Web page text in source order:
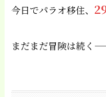
今日でパラオ移住、
まだまだ冒険は続く